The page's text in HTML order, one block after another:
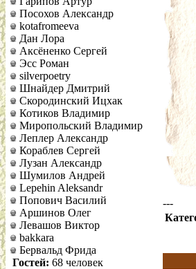
Посохов Александр
kotafromeeva
Дан Лора
Аксёненко Сергей
Эсс Роман
silverpoetry
Шнайдер Дмитрий
Скородинский Ицхак
Котиков Владимир
Миропольский Владимир
Леплер Александр
Кораблев Сергей
Лузан Александр
Шумилов Андрей
Lepehin Aleksandr
Попович Василий
Аршинов Олег
Левашов Виктор
bakkara
Бервальд Фрида
Гостей: 68 человек
---